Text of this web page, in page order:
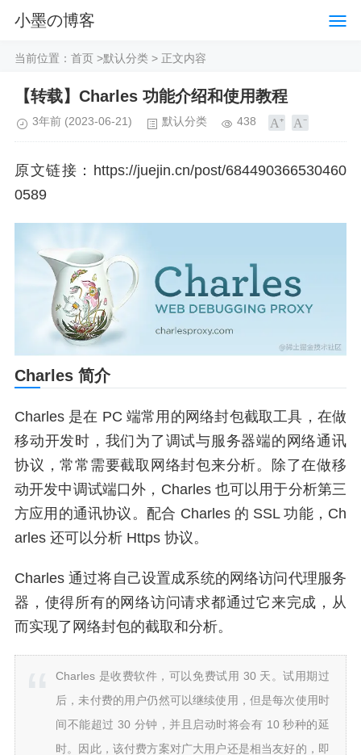
小墨の博客
当前位置： 首页 >默认分类 > 正文内容
【转载】Charles 功能介绍和使用教程
3年前 (2023-06-21) 默认分类 438
原文链接：https://juejin.cn/post/684490366530460
0589
Charles 简介
Charles 是在 PC 端常用的网络封包截取工具，在做
移动开发时，我们为了调试与服务器端的网络通讯
协议，常常需要截取网络封包来分析。除了在做移
动开发中调试端口外，Charles 也可以用于分析第三
方应用的通讯协议。配合 Charles 的 SSL 功能，Ch
arles 还可以分析 Https 协议。
Charles 通过将自己设置成系统的网络访问代理服务
器，使得所有的网络访问请求都通过它来完成，从
而实现了网络封包的截取和分析。
Charles 是收费软件，可以免费试用 30 天。试用期过
后，未付费的用户仍然可以继续使用，但是每次使用时
间不能超过 30 分钟，并且启动时将会有 10 秒种的延
时。因此，该付费方案对广大用户还是相当友好的，即